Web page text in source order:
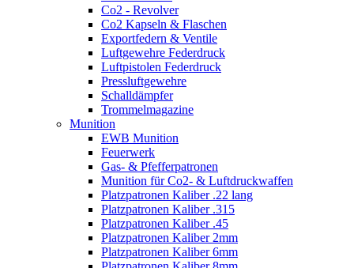
Co2 - Revolver
Co2 Kapseln & Flaschen
Exportfedern & Ventile
Luftgewehre Federdruck
Luftpistolen Federdruck
Pressluftgewehre
Schalldämpfer
Trommelmagazine
Munition
EWB Munition
Feuerwerk
Gas- & Pfefferpatronen
Munition für Co2- & Luftdruckwaffen
Platzpatronen Kaliber .22 lang
Platzpatronen Kaliber .315
Platzpatronen Kaliber .45
Platzpatronen Kaliber 2mm
Platzpatronen Kaliber 6mm